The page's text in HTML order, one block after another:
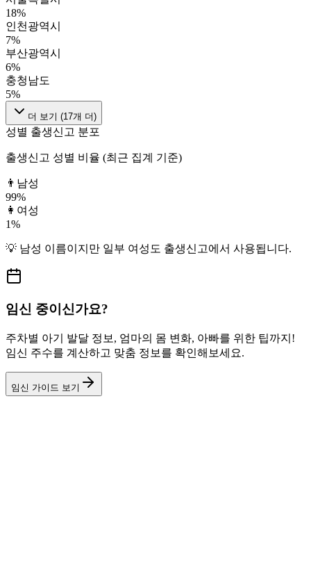
18%
인천광역시
7%
부산광역시
6%
충청남도
5%
더 보기 (17개 더)
성별 출생신고 분포
출생신고 성별 비율 (최근 집계 기준)
👨 남성
99%
👩 여성
1%
💡 남성 이름이지만 일부 여성도 출생신고에서 사용됩니다.
임신 중이신가요?
주차별 아기 발달 정보, 엄마의 몸 변화, 아빠를 위한 팁까지!
임신 주수를 계산하고 맞춤 정보를 확인해보세요.
임신 가이드 보기